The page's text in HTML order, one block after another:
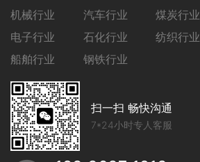
机械行业
汽车行业 煤炭行业
电子行业
石化行业 纺织行业
船舶行业
钢铁行业
扫一扫 畅快沟通
7*24小时专人客服